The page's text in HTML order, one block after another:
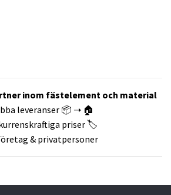
inom fästelement och material
leveranser 📦 ➝ 🏠
priser 🏷️
& privatpersoner